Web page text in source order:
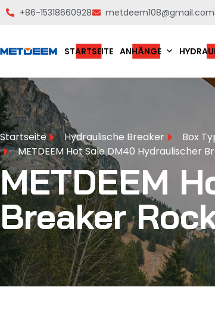
+86-15318660928 metdeem108@gmail.com
STARTSEITE ANHÄNGE
Startseite Hydraulische Breaker
Box
METDEEM Hot Sale DM40 Hydraulischer
METDEEM
Breaker